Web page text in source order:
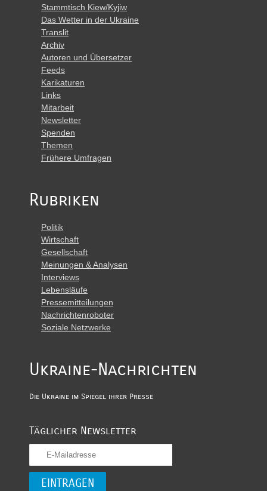
Stammtisch Kiew/Kyjiw
Das Wetter in der Ukraine
Translit
Archiv
Autoren und Übersetzer
Feeds
Karikaturen
Links
Mitarbeit
Newsletter
Spenden
Themen
Frühere Umfragen
Rubriken
Politik
Wirtschaft
Gesellschaft
Meinungen & Analysen
Interviews
Lebensläufe
Pressemitteilungen
Nachrichtenroboter
Soziale Netzwerke
Ukraine-Nachrichten
Die Ukraine im Spiegel ihrer Presse
Täglicher Newsletter